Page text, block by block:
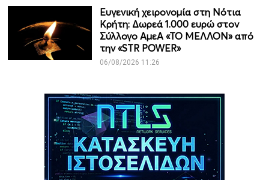
Ευγενική χειρονομία στη Νότια
Κρήτη: Δωρεά 1.000 ευρώ στον
Σύλλογο ΑμεΑ «ΤΟ ΜΕΛΛΟΝ» από
την «STR POWER»
06/08/2026 11:26